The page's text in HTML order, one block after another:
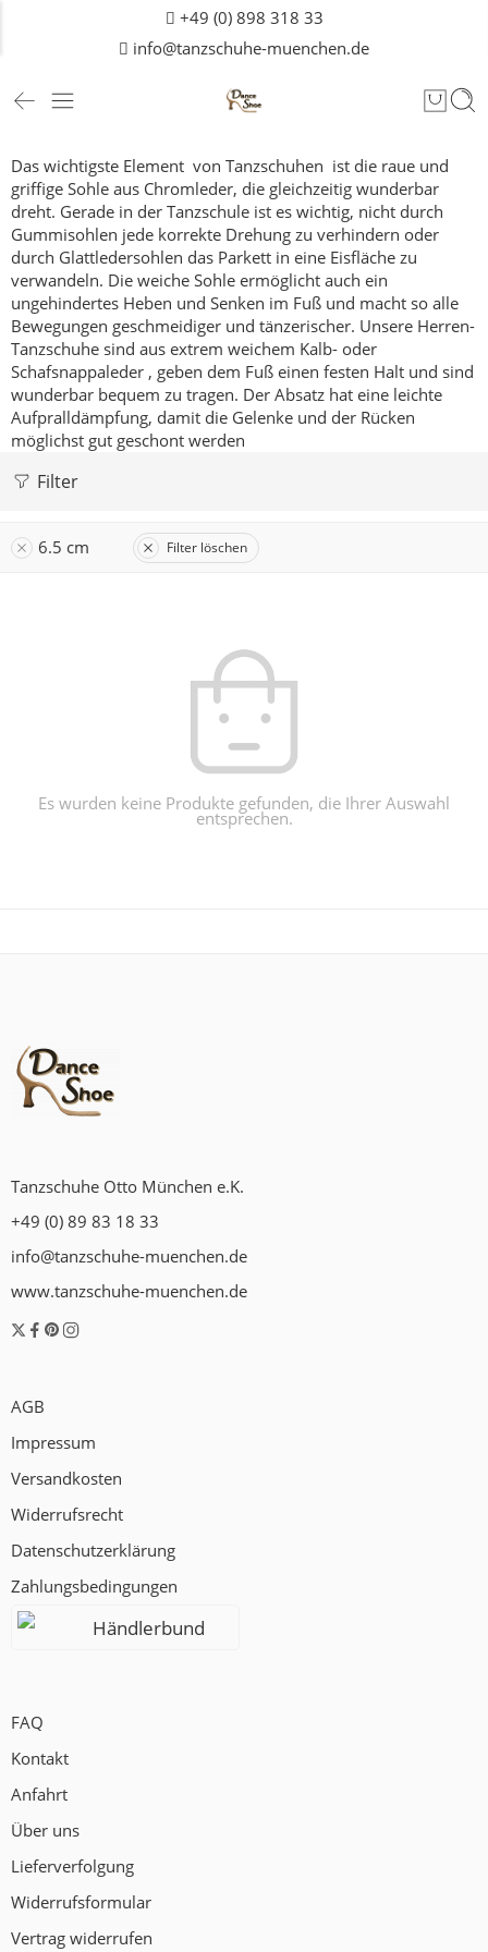
+49 (0) 898 318 33
info@tanzschuhe-muenchen.de
Das wichtigste Element von Tanzschuhen ist die raue und
griffige Sohle aus Chromleder, die gleichzeitig wunderbar
dreht. Gerade in der Tanzschule ist es wichtig, nicht durch
Gummisohlen jede korrekte Drehung zu verhindern oder
durch Glattledersohlen das Parkett in eine Eisfläche zu
verwandeln. Die weiche Sohle ermöglicht auch ein
ungehindertes Heben und Senken im Fuß und macht so alle
Bewegungen geschmeidiger und tänzerischer. Unsere Herren-
Tanzschuhe sind aus extrem weichem Kalb- oder
Schafsnappaleder , geben dem Fuß einen festen Halt und sind
wunderbar bequem zu tragen. Der Absatz hat eine leichte
Aufpralldämpfung, damit die Gelenke und der Rücken
möglichst gut geschont werden
Filter
6.5 cm Filter löschen
Es wurden keine Produkte gefunden, die Ihrer Auswahl
entsprechen.
Tanzschuhe Otto München e.K.
+49 (0) 89 83 18 33
info@tanzschuhe-muenchen.de
www.tanzschuhe-muenchen.de
AGB
Impressum
Versandkosten
Widerrufsrecht
Datenschutzerklärung
Zahlungsbedingungen
Händlerbund
FAQ
Kontakt
Anfahrt
Über uns
Lieferverfolgung
Widerrufsformular
Vertrag widerrufen